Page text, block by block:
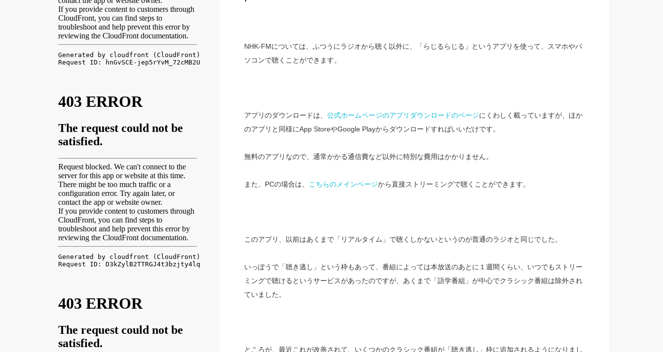
NHK-FMについては、ふつうにラジオから聴く以外に、「らじるらじる」というアプリを使って、スマホやパ
ソコンで聴くことができます。
アプリのダウンロードは、 公式ホームページのアプリダウンロードのページにくわしく載っていますが、ほか
のアプリと同様にApp StoreやGoogle Playからダウンロードすればいいだけです。
無料のアプリなので、通常かかる通信費など以外に特別な費用はかかりません。
また、PCの場合は、 こちらのメインページから直接ストリーミングで聴くことができます。
このアプリ、以前はあくまで「リアルタイム」で聴くしかないというのが普通のラジオと同じでした。
いっぽうで「聴き逃し」という枠もあって、番組によっては本放送のあとに１週間くらい、いつでもストリー
ミングで聴けるというサービスがあったのですが、あくまで「語学番組」が中心でクラシック番組は除外され
ていました。
ところが、最近これが改善されて、いくつかのクラシック番組が「聴き逃し」枠に追加されるようになりまし